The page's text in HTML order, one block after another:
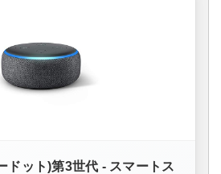
ドット)第3世代 - スマートス